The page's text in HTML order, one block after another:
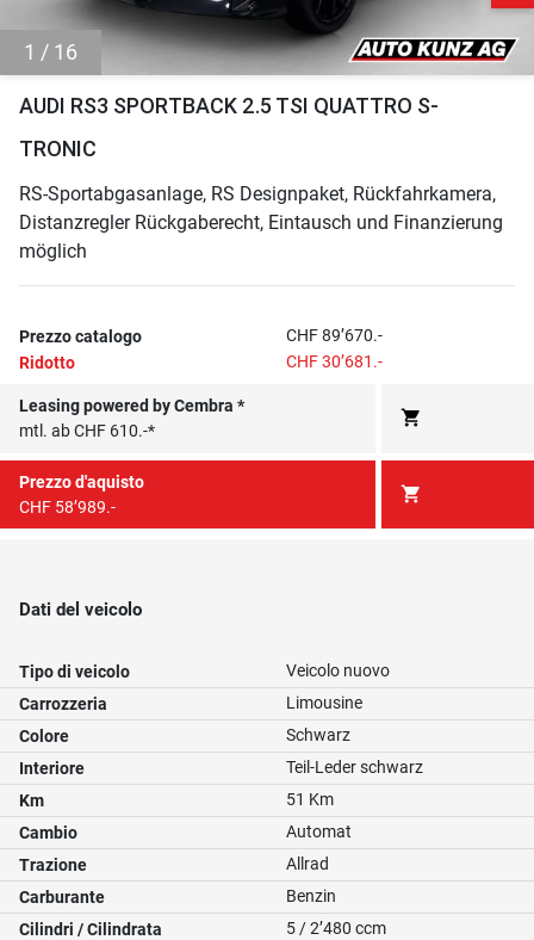
Dati del veicolo
Tipo di veicolo
Veicolo nuovo
Carrozzeria
Limousine
Colore
Schwarz
Interiore
Teil-Leder schwarz
Km
51 Km
Cambio
Automat
Trazione
Allrad
Carburante
Benzin
Cilindri / Cilindrata
5 / 2’480 ccm
1 / 16
AUDI RS3 SPORTBACK 2.5 TSI QUATTRO S-
TRONIC
RS-Sportabgasanlage, RS Designpaket, Rückfahrkamera,
Distanzregler Rückgaberecht, Eintausch und Finanzierung
möglich
Prezzo catalogo
CHF 89’670.-
Ridotto
CHF 30’681.-
Leasing powered by Cembra *
mtl. ab CHF 610.-*
shopping_cart
Prezzo d'aquisto
CHF 58’989.-
shopping_cart